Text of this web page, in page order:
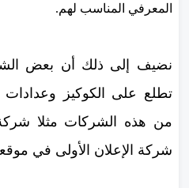
المعرفي المناسب لهم.
نضيف إلى ذلك أن بعض
تطلع على الكوكيز وعدادات
من هذه الشركات مثلا
شركة الإعلان الأولى في